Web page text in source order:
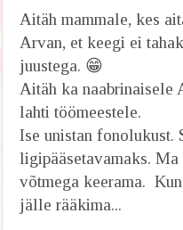
Aitäh mammale, kes
Arvan, et keegi ei
juustega. 😁
Aitäh ka
lahti töömeestele.
Ise unistan fonolukust.
ligipääsetavamaks.
võtmega keerama.
jälle rääkima...